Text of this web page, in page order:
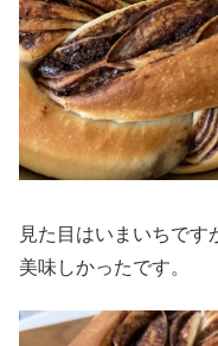
見た目はいまいちです
美味しかったです。